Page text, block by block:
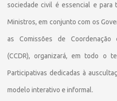
sociedade civil é essencial e para
Ministros, em conjunto com os
as Comissões de Coordenação
(CCDR), organizará, em todo o
Participativas dedicadas à
modelo interativo e informal.